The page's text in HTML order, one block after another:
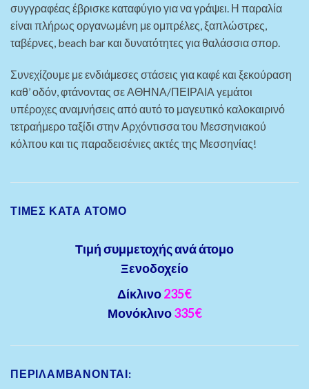
συγγραφέας έβρισκε καταφύγιο για να γράψει. Η παραλία
είναι πλήρως οργανωμένη με ομπρέλες, ξαπλώστρες,
ταβέρνες, beach bar και δυνατότητες για θαλάσσια σπορ.
Συνεχίζουμε με ενδιάμεσες στάσεις για καφέ και ξεκούραση
καθ’ οδόν, φτάνοντας σε ΑΘΗΝΑ/ΠΕΙΡΑΙΑ γεμάτοι
υπέροχες αναμνήσεις από αυτό το μαγευτικό καλοκαιρινό
τετραήμερο ταξίδι στην Αρχόντισσα του Μεσσηνιακού
κόλπου και τις παραδεισένιες ακτές της Μεσσηνίας!
ΤΙΜΈΣ ΚΑΤΆ ΆΤΟΜΟ
Τιμή συμμετοχής ανά άτομο
Ξενοδοχείο
Δίκλινο235€
Μονόκλινο335€
ΠΕΡΙΛΑΜΒΑΝΟΝΤΑΙ: